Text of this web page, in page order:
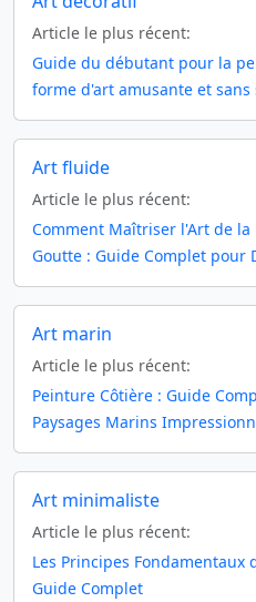
Article le plus récent:
Guide du débutant pour la
forme d'art amusante et sans
Art fluide
Article le plus récent:
Comment Maîtriser l'Art de la
Goutte : Guide Complet pour
Art marin
Article le plus récent:
Peinture Côtière : Guide
Paysages Marins
Art minimaliste
Article le plus récent:
Les Principes Fondamentaux
Guide Complet